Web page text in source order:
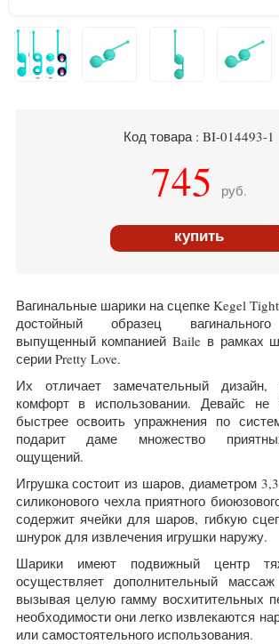
Код товара : BI-014493-1
745 руб.
купить
Вагинальные шарики на сцепке Kegel
достойный образец
выпущенный компаниейBaile в рамках
серии Pretty Love.
Их отличает замечательный дизайн,
комфорт в использовании. Девайс не
быстрее освоить упражнения по
подарит даме множество
ощущений.
Игрушка состоит из шаров, диаметром
силиконового чехла приятного
содержит ячейки для шаров, гибкую
шнурок для извлечения игрушки наружу.
Шарики имеют подвижный центр
осуществляет дополнительный
вызывая целую гамму восхитительных
необходимости они легко извлекаются
или самостоятельного использования.